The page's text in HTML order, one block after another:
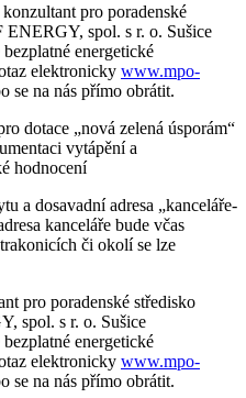
pro poradenské
spol. s r. o. Sušice
energetické
elektronicky www.mpo-
se na nás přímo obrátit.
dotace „nová zelená úsporám“
vytápění a
hodnocení
a dosavadní adresa „kanceláře-
kanceláře bude včas
či okolí se lze
pro poradenské středisko
spol. s r. o. Sušice
energetické
elektronicky www.mpo-
se na nás přímo obrátit.